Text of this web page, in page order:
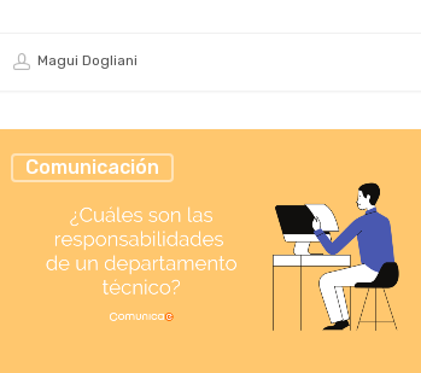
Magui Dogliani
Comunicación